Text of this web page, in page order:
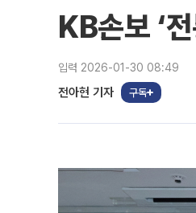
KB손보 ‘
입력 2026-01-30 08:49
전아현 기자 구독